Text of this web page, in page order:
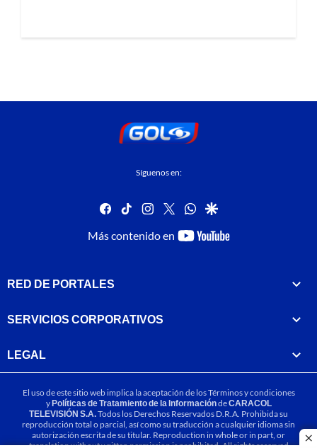
Síguenos en:
facebook
tiktok instagram
twitterwhatsapp
google
Más contenido en
youtube-
RED DE PORTALES
SERVICIOS CORPORATIVOS
LEGAL
El uso de este sitio web implica la aceptación de losTérminos y condiciones
yPolíticas de Tratamiento de la InformacióndeCARACOL
TELEVISIÓN S.A.Todos los Derechos Reservados D.R.A. Prohibida su
reproducción total o parcial, así como su traducción a cualquier idioma sin
autorización escrita de su titular. Reproduction in whole or in part, or
translation without written permission is prohibited. All rights reserved